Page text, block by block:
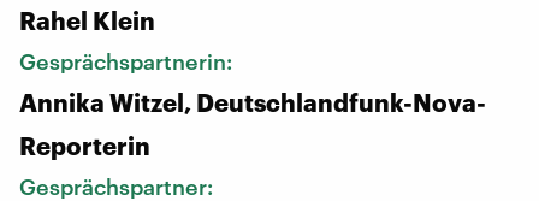
Rahel Klein
Gesprächspartnerin:
Annika Witzel, Deutschlandfunk-Nova-
Reporterin
Gesprächspartner: